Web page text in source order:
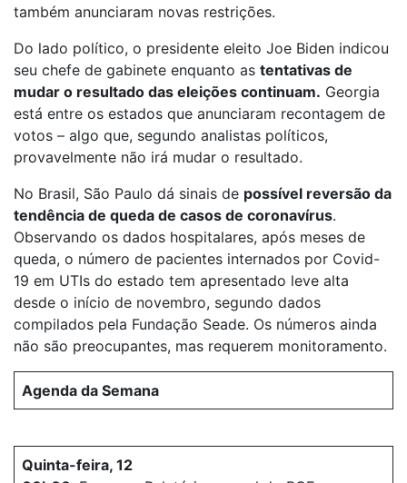
também anunciaram novas restrições.
Do lado político, o presidente eleito Joe Biden indicou
seu chefe de gabinete enquanto as tentativas de
mudar o resultado das eleições continuam. Georgia
está entre os estados que anunciaram recontagem de
votos – algo que, segundo analistas políticos,
provavelmente não irá mudar o resultado.
No Brasil, São Paulo dá sinais de possível reversão da
tendência de queda de casos de coronavírus.
Observando os dados hospitalares, após meses de
queda, o número de pacientes internados por Covid-
19 em UTIs do estado tem apresentado leve alta
desde o início de novembro, segundo dados
compilados pela Fundação Seade. Os números ainda
não são preocupantes, mas requerem monitoramento.
Agenda da Semana
Quinta-feira, 12